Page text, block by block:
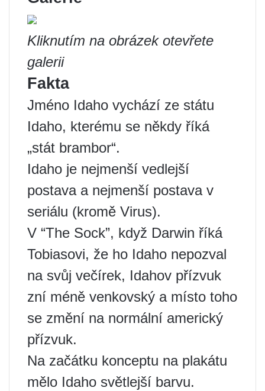
Kliknutím na obrázek otevřete
galerii
Fakta
Jméno Idaho vychází ze státu
Idaho, kterému se někdy říká
„stát brambor“.
Idaho je nejmenší vedlejší
postava a nejmenší postava v
seriálu (kromě Virus).
V “The Sock”, když Darwin říká
Tobiasovi, že ho Idaho nepozval
na svůj večírek, Idahov přízvuk
zní méně venkovský a místo toho
se změní na normální americký
přízvuk.
Na začátku konceptu na plakátu
mělo Idaho světlejší barvu.